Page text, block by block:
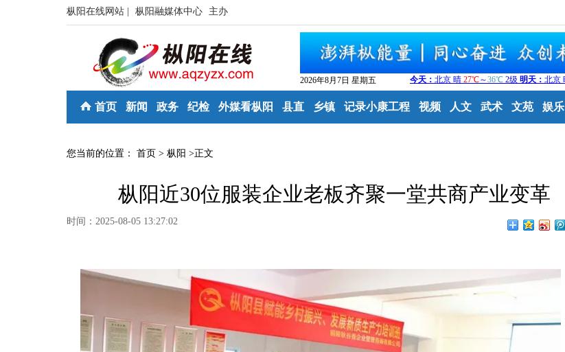
枞阳在线网站 | 枞阳融媒体中心 主办
2026年8月7日 星期五
首页 新闻 政务 纪检 外媒看枞阳 县直 乡镇 记录小康工程 视频 人文 武术 文苑 娱乐
您当前的位置： 首页 > 枞阳 >正文
枞阳近30位服装企业老板齐聚一堂共商产业变革
时间：2025-08-05 13:27:02